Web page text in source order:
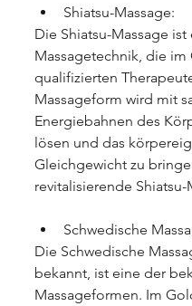
Shiatsu-Massage:
Die Shiatsu-Massage
Massagetechnik, die im
qualifizierten
Massageform wird mit
Energiebahnen des
lösen und das
Gleichgewicht zu
revitalisierende Shiatsu-
Schwedische
Die Schwedische
bekannt, ist eine der
Massageformen. Im